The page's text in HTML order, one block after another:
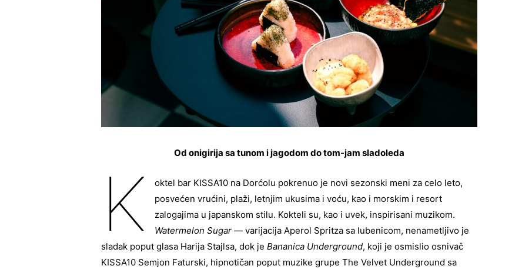
Od onigirija sa tunom i jagodom do tom-jam sladoleda
K
oktel bar KISSA10 na Dorćolu pokrenuo je novi sezonski meni za celo leto,
posvećen vrućini, plaži, letnjim ukusima i voću, kao i morskim i resort
zalogajima u japanskom stilu. Kokteli su, kao i uvek, inspirisani muzikom.
Watermelon Sugar — varijacija Aperol Spritza sa lubenicom, nenametljivo je
sladak poput glasa Harija Stajlsa, dok jeBananica Underground, koji je osmislio osnivač
KISSA10 Semjon Faturski, hipnotičan poput muzike grupe The Velvet Underground sa